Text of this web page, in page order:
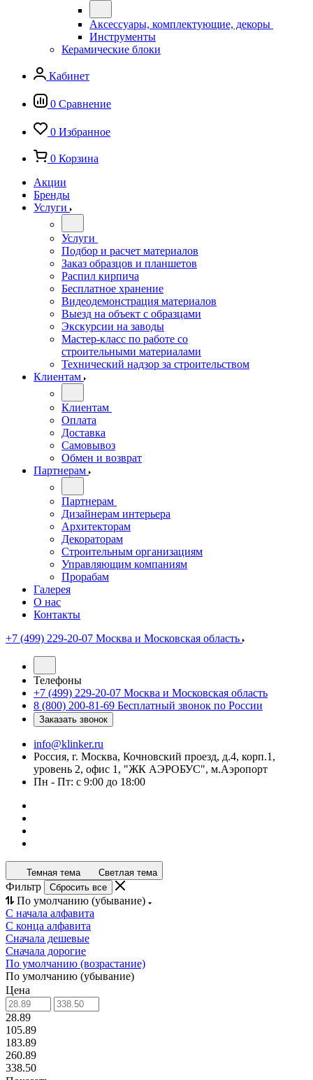
Аксессуары, комплектующие, декоры
Инструменты
Керамические блоки
Кабинет
0 Сравнение
0 Избранное
0 Корзина
Акции
Бренды
Услуги
Услуги
Подбор и расчет материалов
Заказ образцов и планшетов
Распил кирпича
Бесплатное хранение
Видеодемонстрация материалов
Выезд на объект с образцами
Экскурсии на заводы
Мастер-класс по работе со
строительными материалами
Технический надзор за строительством
Клиентам
Клиентам
Оплата
Доставка
Самовывоз
Обмен и возврат
Партнерам
Партнерам
Дизайнерам интерьера
Архитекторам
Декораторам
Строительным организациям
Управляющим компаниям
Прорабам
Галерея
О нас
Контакты
+7 (499) 229-20-07 Москва и Московская область
Телефоны
+7 (499) 229-20-07 Москва и Московская область
8 (800) 200-81-69 Бесплатный звонок по России
Заказать звонок
info@klinker.ru
Россия, г. Москва, Кочновский проезд, д.4, корп.1,
уровень 2, офис 1, "ЖК АЭРОБУС", м.Аэропорт
Пн - Пт: с 9:00 до 18:00
Темная тема Светлая тема
Фильтр Сбросить все
По умолчанию (убывание)
С начала алфавита
С конца алфавита
Сначала дешевые
Сначала дорогие
По умолчанию (возрастание)
По умолчанию (убывание)
Цена
28.89
105.89
183.89
260.89
338.50